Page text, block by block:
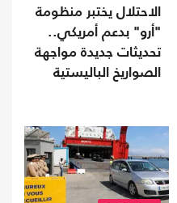
الاحتلال يختبر منظومة
"أرو" بدعم أمريكي..
تحديثات جديدة مواجهة
الصواريخ الباليستية